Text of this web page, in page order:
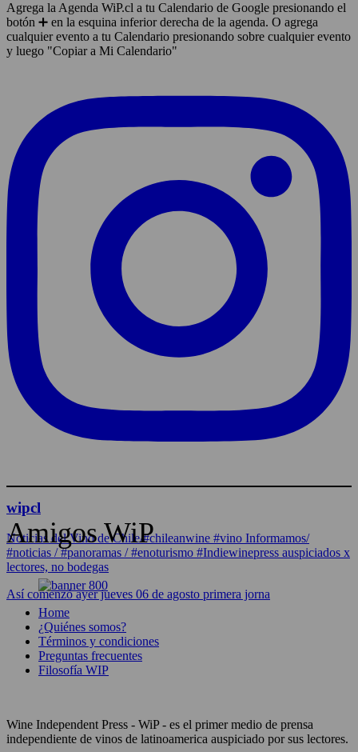
Agrega la Agenda WiP.cl a tu Calendario de Google presionando el
botón ➕ en la esquina inferior derecha de la agenda. O agrega
cualquier evento a tu Calendario presionando sobre cualquier evento
y luego "Copiar a Mi Calendario"
wipcl
Noticias del Vino de Chile/#chileanwine #vino Informamos/
#noticias / #panoramas / #enoturismo #Indiewinepress auspiciados x
lectores, no bodegas
Así comenzó ayer jueves 06 de agosto primera jorna
Amigos WiP
Home
¿Quiénes somos?
Términos y condiciones
Preguntas frecuentes
Filosofía WIP
Wine Independent Press - WiP - es el primer medio de prensa
independiente de vinos de latinoamerica auspiciado por sus lectores.